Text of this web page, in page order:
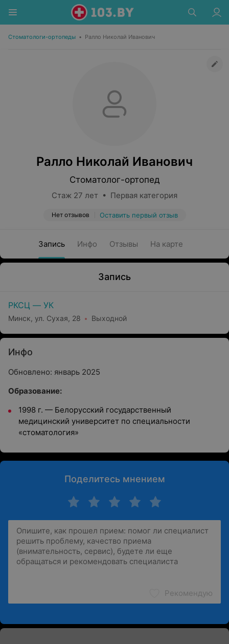
Стоматологи-ортопеды • Ралло Николай Иванович
Ралло Николай Иванович
Стоматолог-ортопед
Стаж 27 лет • Первая категория
Нет отзывов Оставить первый отзыв
Запись Инфо Отзывы На карте
Запись
РКСЦ — УК
Минск, ул. Сухая, 28 Выходной
Инфо
Обновлено: январь 2025
Образование:
1998 г. — Белорусский государственный
медицинский университет по специальности
«стоматология»
Поделитесь мнением
Рекомендую